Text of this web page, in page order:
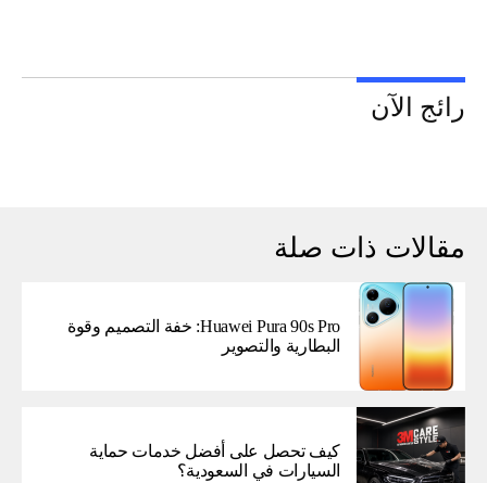
رائج الآن
مقالات ذات صلة
Huawei Pura 90s Pro: خفة التصميم وقوة
البطارية والتصوير
كيف تحصل على أفضل خدمات حماية
السيارات في السعودية؟